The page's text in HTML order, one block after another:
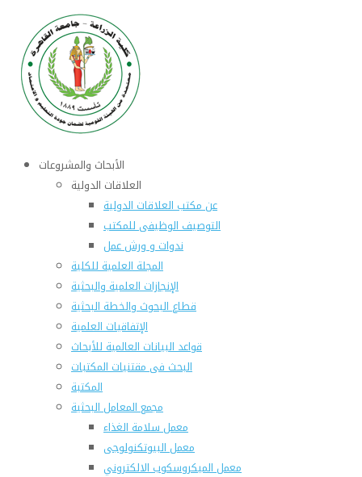
الأبحاث والمشروعات
العلاقات الدولية
عن مكتب العلاقات الدولية
التوصيف الوظيفى للمكتب
ندوات و ورش عمل
المجلة العلمية للكلية
الإنجازات العلمية والبحثية
قطاع البحوث والخطة البحثية
الإتفاقيات العلمية
قواعد البيانات العالمية للأبحاث
البحث فى مقتنيات المكتبات
المكتبة
مجمع المعامل البحثية
معمل سلامة الغذاء
معمل البيوتكنولوجى
معمل الميكروسكوب الالكتروني